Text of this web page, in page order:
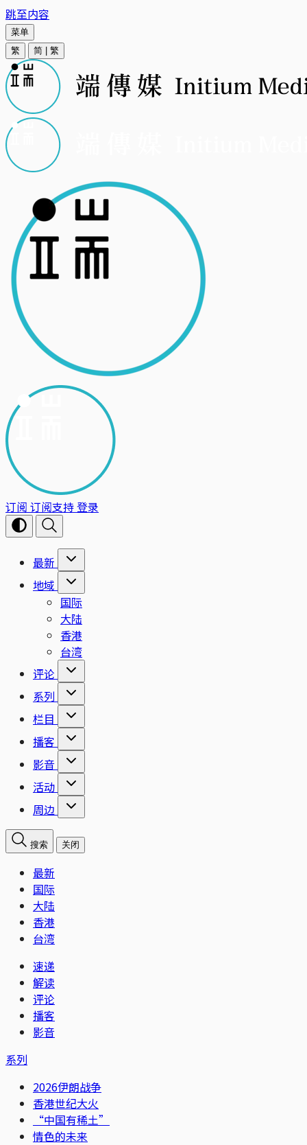
跳至内容
菜单
繁
简 繁
订阅 订阅支持登录
最新
地域
国际
大陆
香港
台湾
评论
系列
栏目
播客
影音
活动
周边
搜索 关闭
最新
国际
大陆
香港
台湾
速递
解读
评论
播客
影音
系列
2026伊朗战争
香港世纪大火
“中国有稀土”
情色的未来